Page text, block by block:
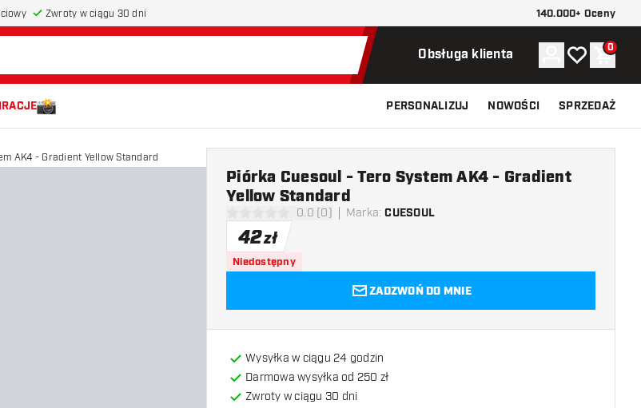
Zwroty w ciągu 30 dni 140.000+ Oceny
Obsługa klienta Konto
Moja listaKoszyk
0
PERSONALIZUJ NOWOŚCI SPRZEDAŻ
AK4 - Gradient Yellow Standard
0 gwiazdki oceny0.0 (0) Marka: CUESOUL
Piórka Cuesoul - Tero System AK4 - Gradient
Yellow Standard
42zł
Niedostępny
ZADZWOŃ DO MNIE
Wysyłka w ciągu 24 godzin
Darmowa wysyłka od 250 zł
Zwroty w ciągu 30 dni